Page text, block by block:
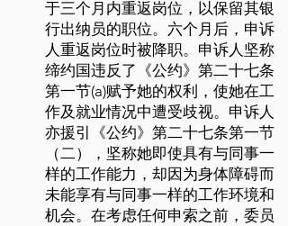
于三个月内重返岗位，以保留其银
行出纳员的职位。六个月后，申诉
人重返岗位时被降职。申诉人坚称
缔约国违反了《公约》第二十七条
第一节(a)赋予她的权利，使她在工
作及就业情况中遭受歧视。申诉人
亦援引《公约》第二十七条第一节
（二），坚称她即使具有与同事一
样的工作能力，却因为身体障碍而
未能享有与同事一样的工作环境和
机会。在考虑任何申索之前，委员